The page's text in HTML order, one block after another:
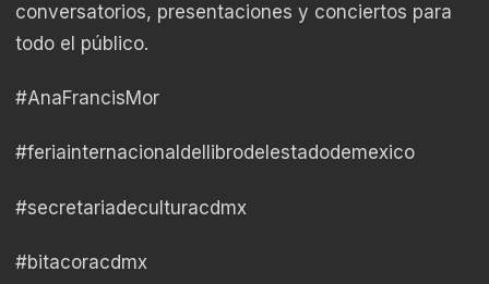
conversatorios, presentaciones y conciertos para
todo el público.
#AnaFrancisMor
#feriainternacionaldellibrodelestadodemexico
#secretariadeculturacdmx
#bitacoracdmx